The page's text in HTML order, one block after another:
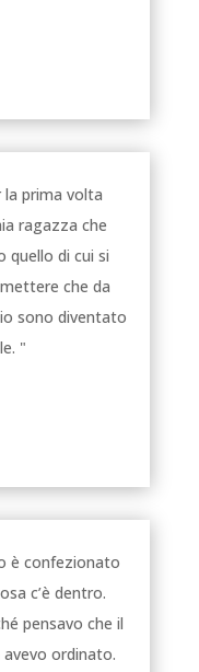
prima volta
ragazza che
quello di cui si
che da
sono diventato
"
è confezionato
c’è dentro.
pensavo che il
ordinato.